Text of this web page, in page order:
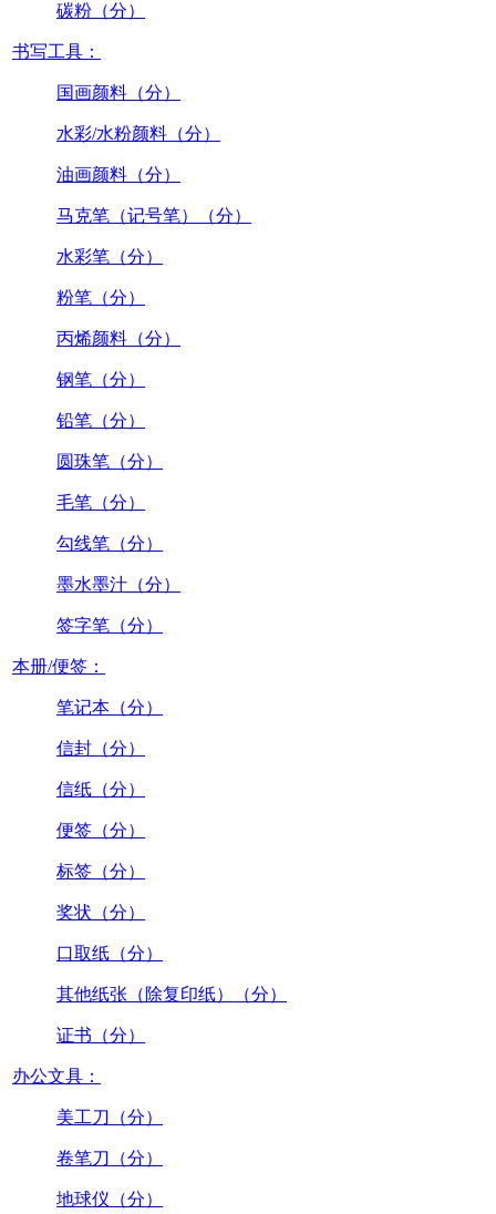
碳粉（分）
书写工具：
国画颜料（分）
水彩/水粉颜料（分）
油画颜料（分）
马克笔（记号笔）（分）
水彩笔（分）
粉笔（分）
丙烯颜料（分）
钢笔（分）
铅笔（分）
圆珠笔（分）
毛笔（分）
勾线笔（分）
墨水墨汁（分）
签字笔（分）
本册/便签：
笔记本（分）
信封（分）
信纸（分）
便签（分）
标签（分）
奖状（分）
口取纸（分）
其他纸张（除复印纸）（分）
证书（分）
办公文具：
美工刀（分）
卷笔刀（分）
地球仪（分）